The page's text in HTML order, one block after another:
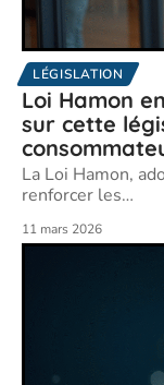
LÉGISLATION
Loi Hamon
sur cette
La Loi Hamon,
renforcer les…
11 mars 2026